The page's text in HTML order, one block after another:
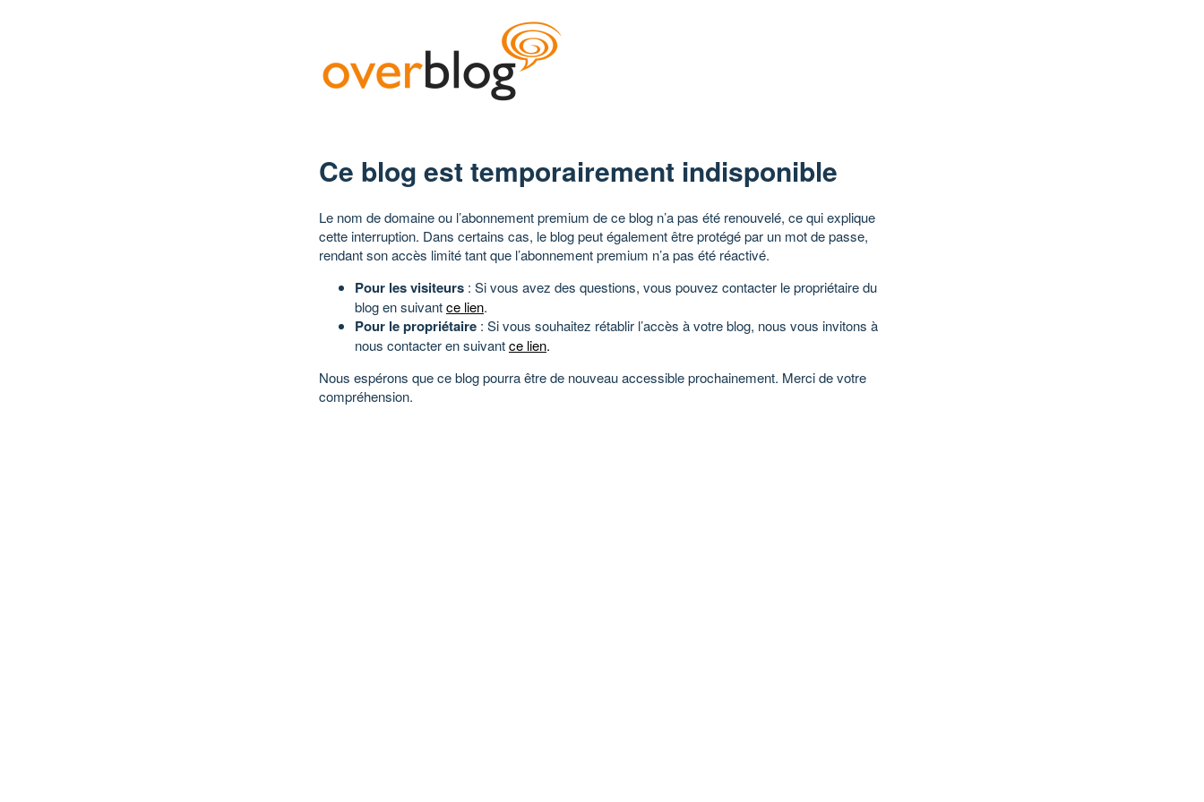
Ce blog est temporairement indisponible
Le nom de domaine ou l’abonnement premium de ce blog n’a pas été renouvelé, ce qui explique
cette interruption. Dans certains cas, le blog peut également être protégé par un mot de passe,
rendant son accès limité tant que l’abonnement premium n’a pas été réactivé.
Pour les visiteurs : Si vous avez des questions, vous pouvez contacter le propriétaire du
blog en suivantce lien.
Pour le propriétaire : Si vous souhaitez rétablir l’accès à votre blog, nous vous invitons à
nous contacter en suivantce lien.
Nous espérons que ce blog pourra être de nouveau accessible prochainement. Merci de votre
compréhension.